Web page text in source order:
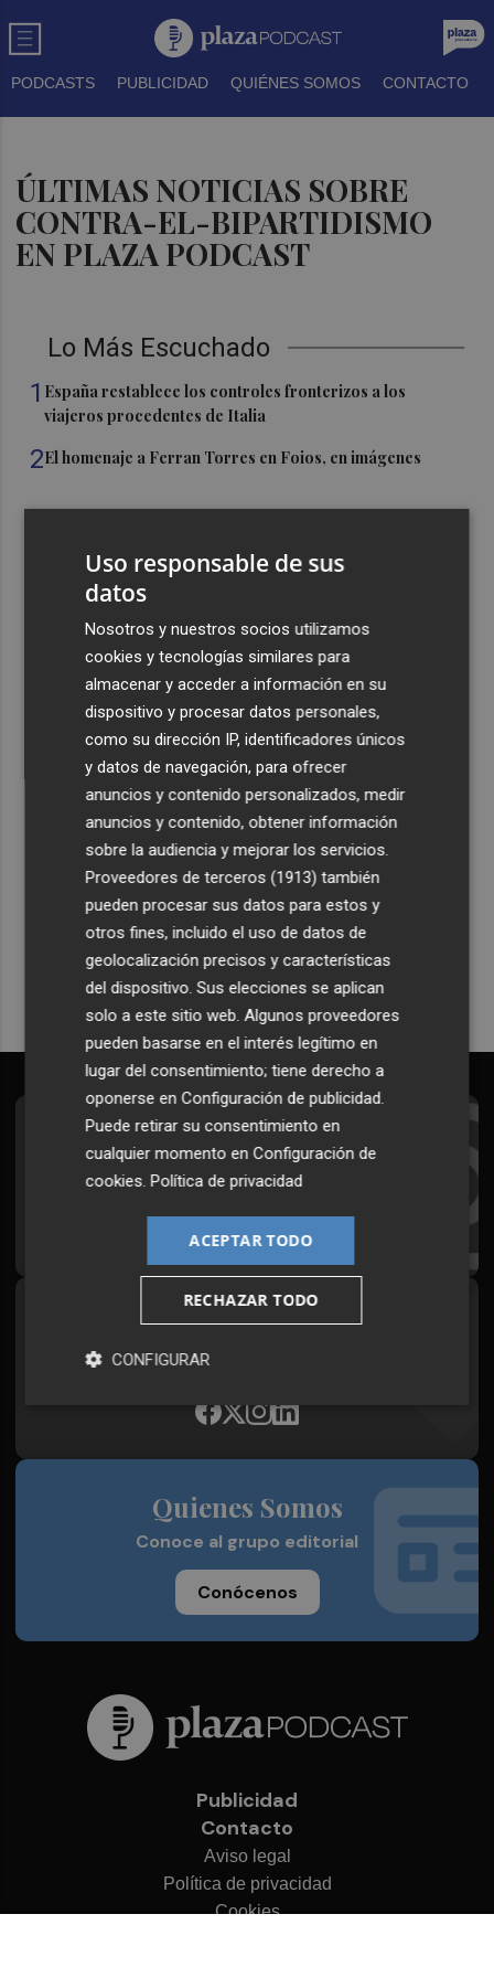
PODCASTS PUBLICIDAD QUIÉNES SOMOS CONTACTO
ÚLTIMAS NOTICIAS SOBRE
CONTRA-EL-BIPARTIDISMO
EN PLAZA PODCAST
Lo Más Escuchado
1 España restablece los controles fronterizos a los
viajeros procedentes de Italia
2El homenaje a Ferran Torres en Foios, en imágenes
Foios se vuelca con Ferran Torres
Las '200 vidas' que llevaron a Paco Rabal de Águilas a la
cima del cine: un documental recupera la voz y la mirada
del actor
Recibe toda la actualidad de
Plaza Podcast en tu correo
Quiero suscribirme
Suscríbete al Boletín
Todos los días a primera hora en tu email
Síguenos en redes
Plaza Podcast, desde cualquier medio
Quienes Somos
Conoce al grupo editorial
Conócenos
Publicidad
Contacto
Aviso legal
Política de privacidad
Cookies
Uso responsable de sus
datos
Nosotros y nuestros socios utilizamos
cookies y tecnologías similares para
almacenar y acceder a información en su
dispositivo y procesar datos personales,
como su dirección IP, identificadores únicos
y datos de navegación, para ofrecer
anuncios y contenido personalizados, medir
anuncios y contenido, obtener información
sobre la audiencia y mejorar los servicios.
Proveedores de terceros (1913) también
pueden procesar sus datos para estos y
otros fines, incluido el uso de datos de
geolocalización precisos y características
del dispositivo. Sus elecciones se aplican
solo a este sitio web. Algunos proveedores
pueden basarse en el interés legítimo en
lugar del consentimiento; tiene derecho a
oponerse enConfiguración de publicidad.
Puede retirar su consentimiento en
cualquier momento enConfiguración de
cookies.Política de privacidad
ACEPTAR TODO
RECHAZAR TODO
CONFIGURAR